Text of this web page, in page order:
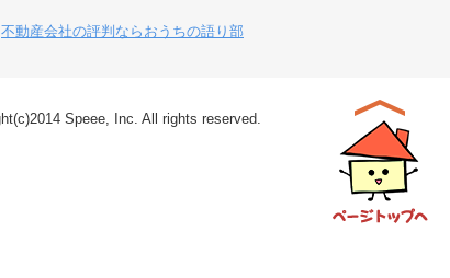
不動産会社の評判ならおうちの語り部
Speee, Inc. All rights reserved.